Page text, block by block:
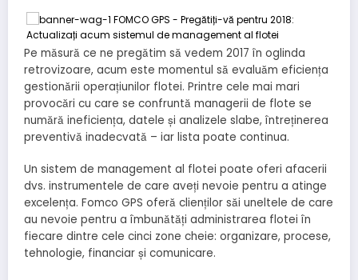
Pe măsură ce ne pregătim să vedem 2017 în oglinda
retrovizoare, acum este momentul să evaluăm eficiența
gestionării operațiunilor flotei. Printre cele mai mari
provocări cu care se confruntă managerii de flote se
numără ineficiența, datele și analizele slabe, întreținerea
preventivă inadecvată – iar lista poate continua.
Un sistem de management al flotei poate oferi afacerii
dvs. instrumentele de care aveți nevoie pentru a atinge
excelența. Fomco GPS oferă clienților săi uneltele de care
au nevoie pentru a îmbunătăți administrarea flotei în
fiecare dintre cele cinci zone cheie: organizare, procese,
tehnologie, financiar și comunicare.